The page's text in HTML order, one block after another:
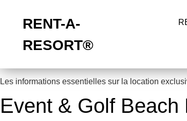
RENT-A-
RESORT®
Les informations essentielles sur la location
Event & Golf